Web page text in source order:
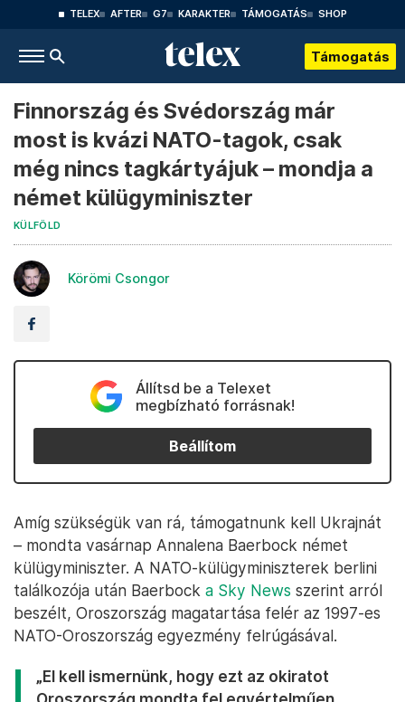
TELEX AFTER G7 KARAKTER TÁMOGATÁS SHOP
Támogatás
Finnország és Svédország már
most is kvázi NATO-tagok, csak
még nincs tagkártyájuk – mondja a
német külügyminiszter
KÜLFÖLD
Körömi Csongor
Állítsd be a Telexet
megbízható forrásnak!
Beállítom
Amíg szükségük van rá, támogatnunk kell Ukrajnát
– mondta vasárnap Annalena Baerbock német
külügyminiszter. A NATO-külügyminiszterek berlini
találkozója után Baerbock a Sky News szerint arról
beszélt, Oroszország magatartása felér az 1997-es
NATO-Oroszország egyezmény felrúgásával.
„El kell ismernünk, hogy ezt az okiratot